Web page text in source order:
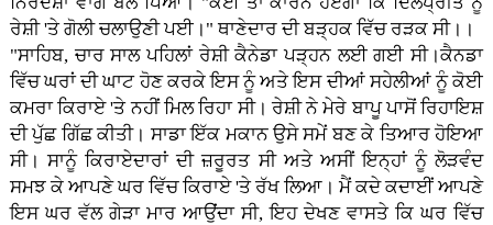
ਰੇਸ਼ੀ 'ਤੇ ਗੋਲੀ ਚਲਾਉਣੀ ਪਈ।" ਥਾਣੇਦਾਰ ਦੀ ਬੜ੍ਹਕ ਵਿੱਚ ਰੜਕ ਸੀ।।
"ਸਾਹਿਬ, ਚਾਰ ਸਾਲ ਪਹਿਲਾਂ ਰੇਸ਼ੀ ਕੈਨੇਡਾ ਪੜ੍ਹਨ ਲਈ ਗਈ ਸੀ।ਕੈਨਡਾ
ਵਿੱਚ ਘਰਾਂ ਦੀ ਘਾਟ ਹੋਣ ਕਰਕੇ ਇਸ ਨੂੰ ਅਤੇ ਇਸ ਦੀਆਂ ਸਹੇਲੀਆਂ ਨੂੰ ਕੋਈ
ਕਮਰਾ ਕਿਰਾਏ 'ਤੇ ਨਹੀਂ ਮਿਲ ਰਿਹਾ ਸੀ। ਰੇਸ਼ੀ ਨੇ ਮੇਰੇ ਬਾਪੂ ਪਾਸੋਂ ਰਿਹਾਇਸ਼
ਦੀ ਪੁੱਛ ਗਿੱਛ ਕੀਤੀ। ਸਾਡਾ ਇੱਕ ਮਕਾਨ ਉਸੇ ਸਮੇਂ ਬਣ ਕੇ ਤਿਆਰ ਹੋਇਆ
ਸੀ। ਸਾਨੂੰ ਕਿਰਾਏਦਾਰਾਂ ਦੀ ਜ਼ਰੂਰਤ ਸੀ ਅਤੇ ਅਸੀਂ ਇਨ੍ਹਾਂ ਨੂੰ ਲੋੜਵੰਦ
ਸਮਝ ਕੇ ਆਪਣੇ ਘਰ ਵਿੱਚ ਕਿਰਾਏ 'ਤੇ ਰੱਖ ਲਿਆ। ਮੈਂ ਕਦੇ ਕਦਾਈਂ ਆਪਣੇ
ਇਸ ਘਰ ਵੱਲ ਗੇੜਾ ਮਾਰ ਆਉਂਦਾ ਸੀ, ਇਹ ਦੇਖਣ ਵਾਸਤੇ ਕਿ ਘਰ ਵਿੱਚ